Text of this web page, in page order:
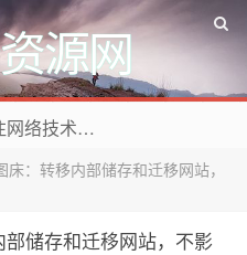
源网
欢迎来到好人卡资源网，专注网络技术资源收集，我们不仅是网络资源的搬运工，也生产原创资源。寻找资源请留言或关注公众号:烈日下的男人
：转移内部储存和迁移网站，
储存和迁移网站，不影